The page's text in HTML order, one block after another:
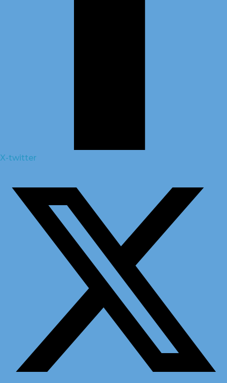
X-twitter